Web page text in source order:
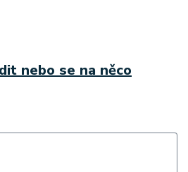
nebo se na něco